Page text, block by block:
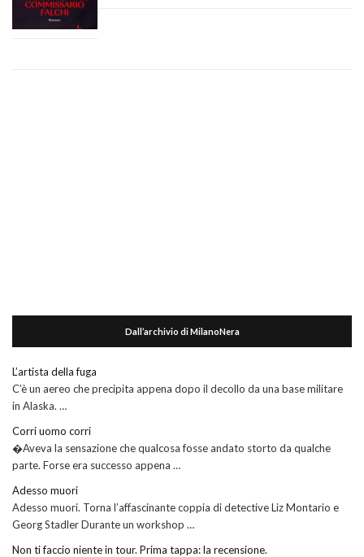
Dall’archivio di MilanoNera
L’artista della fuga
C’è un aereo che precipita appena dopo il decollo da una base militare
in Alaska. …
Corri uomo corri
�Aveva la sensazione che qualcosa fosse andato storto da qualche
parte. Forse era successo appena …
Adesso muori
Adesso muori. Torna l’affascinante coppia di detective Liz Montario e
Georg Stadler Durante un workshop …
Non ti faccio niente in tour. Prima tappa: la recensione.